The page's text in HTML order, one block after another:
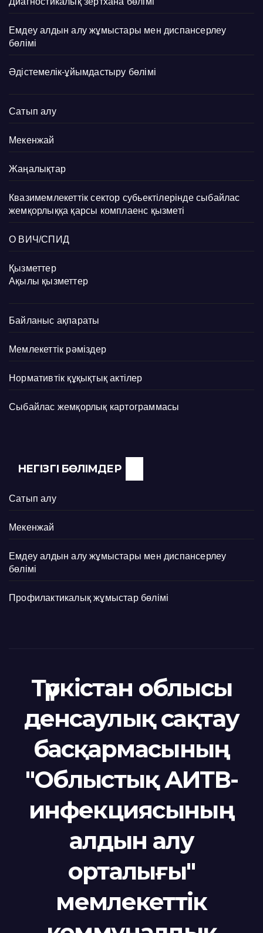
Емдеу алдын алу жұмыстары мен диспансерлеу
бөлімі
Әдістемелік-ұйымдастыру бөлімі
Сатып алу
Мекенжай
Жаңалықтар
Квазимемлекеттік сектор субьектілерінде сыбайлас
жемқорлыққа қарсы комплаенс қызметі
О ВИЧ/СПИД
Қызметтер
Ақылы қызметтер
Байланыс ақпараты
Мемлекеттік рәміздер
Нормативтік құқықтық актілер
Сыбайлас жемқорлық картограммасы
НЕГІЗГІ БӨЛІМДЕР
Сатып алу
Мекенжай
Емдеу алдын алу жұмыстары мен диспансерлеу
бөлімі
Профилактикалық жұмыстар бөлімі
Түркістан облысы
денсаулық сақтау
басқармасының
"Облыстық АИТВ-
инфекциясының
алдын алу
орталығы"
мемлекеттік